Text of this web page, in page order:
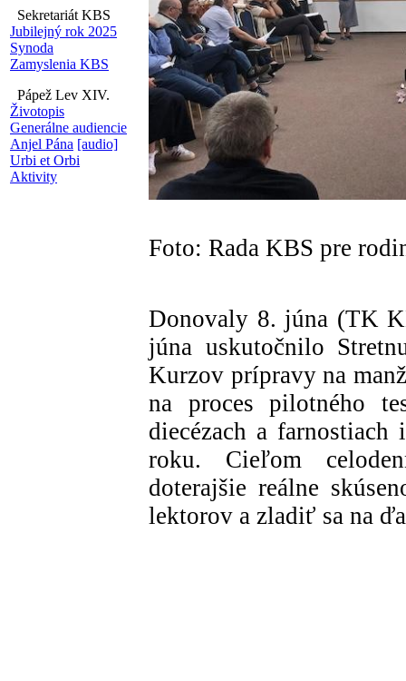
Sekretariát KBS
Jubilejný rok 2025
Synoda
Zamyslenia KBS
Pápež Lev XIV.
Životopis
Generálne audiencie
Anjel Pána [audio]
Urbi et Orbi
Aktivity
Foto: Rada KBS pre
Donovaly 8. júna (TK
júna uskutočnilo
Kurzov prípravy na
na proces pilotného
diecézach a
roku. Cieľom
doterajšie reálne
lektorov a zladiť sa na